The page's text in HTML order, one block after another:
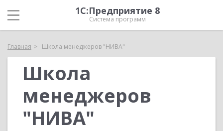
1С:Предприятие 8
Система программ
Главная Школа менеджеров "НИВА"
Школа
менеджеров
"НИВА"